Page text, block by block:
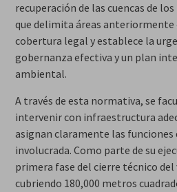
recuperación de las cuencas de
que delimita áreas anteriormente
cobertura legal y establece la
gobernanza efectiva y un plan
ambiental.
A través de esta normativa, se
intervenir con infraestructura
asignan claramente las funciones
involucrada. Como parte de su
primera fase del cierre técnico
cubriendo 180,000 metros